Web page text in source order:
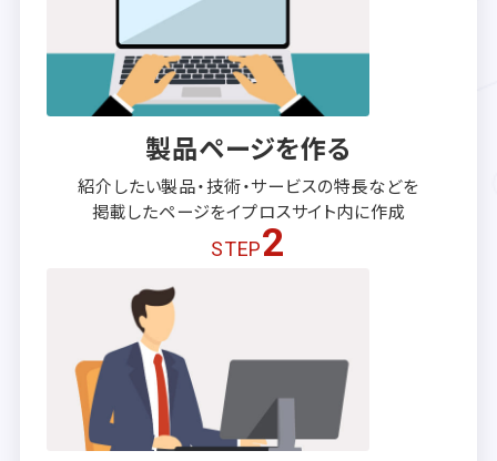
製品ページを作る
紹介したい製品・技術・サービスの特長などを
掲載したページをイプロスサイト内に作成
STEP2